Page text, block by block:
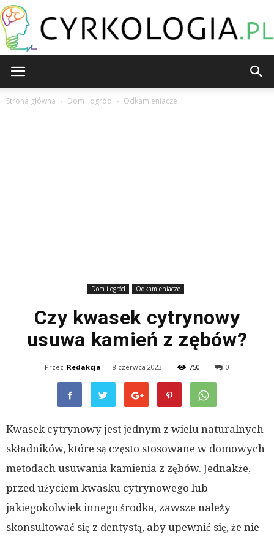
Strona główna Dom i ogród Odkamieniacze
Dom i ogród Odkamieniacze
Czy kwasek cytrynowy
usuwa kamień z zębów?
Przez Redakcja - 8 czerwca 2023 750 0
Kwasek cytrynowy jest jednym z wielu naturalnych
składników, które są często stosowane w domowych
metodach usuwania kamienia z zębów. Jednakże,
przed użyciem kwasku cytrynowego lub
jakiegokolwiek innego środka, zawsze należy
skonsultować się z dentystą, aby upewnić się, że nie